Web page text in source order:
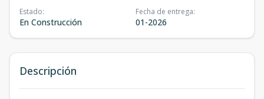
Estado:
En Construcción
Fecha de entrega:
01-2026
Descripción